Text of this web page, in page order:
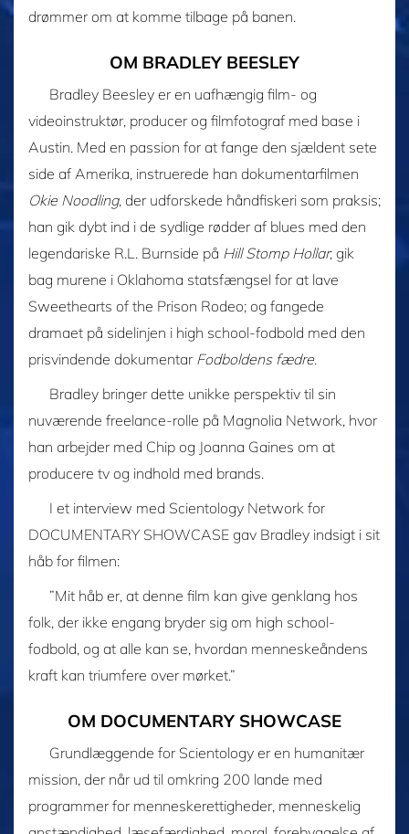
drømmer om at komme tilbage på banen.
OM BRADLEY BEESLEY
Bradley Beesley er en uafhængig film- og
videoinstruktør, producer og filmfotograf med base i
Austin. Med en passion for at fange den sjældent sete
side af Amerika, instruerede han dokumentarfilmen
Okie Noodling, der udforskede håndfiskeri som praksis;
han gik dybt ind i de sydlige rødder af blues med den
legendariske R.L. Burnside på Hill Stomp Hollar; gik
bag murene i Oklahoma statsfængsel for at lave
Sweethearts of the Prison Rodeo; og fangede
dramaet på sidelinjen i high school-fodbold med den
prisvindende dokumentar Fodboldens fædre.
Bradley bringer dette unikke perspektiv til sin
nuværende freelance-rolle på Magnolia Network, hvor
han arbejder med Chip og Joanna Gaines om at
producere tv og indhold med brands.
I et interview med Scientology Network for
DOCUMENTARY SHOWCASE gav Bradley indsigt i sit
håb for filmen:
”Mit håb er, at denne film kan give genklang hos
folk, der ikke engang bryder sig om high school-
fodbold, og at alle kan se, hvordan menneskeåndens
kraft kan triumfere over mørket.”
OM DOCUMENTARY SHOWCASE
Grundlæggende for Scientology er en humanitær
mission, der når ud til omkring 200 lande med
programmer for menneskerettigheder, menneskelig